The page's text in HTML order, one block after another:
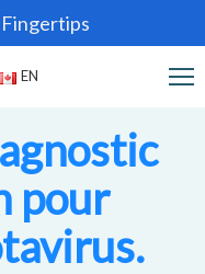
EN
pour